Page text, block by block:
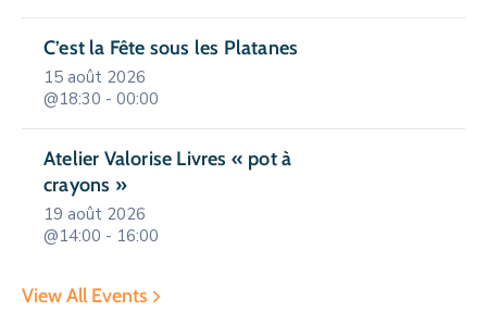
C’est la Fête sous les Platanes
15 août 2026
@18:30 - 00:00
Atelier Valorise Livres « pot à
crayons »
19 août 2026
@14:00 - 16:00
View All Events